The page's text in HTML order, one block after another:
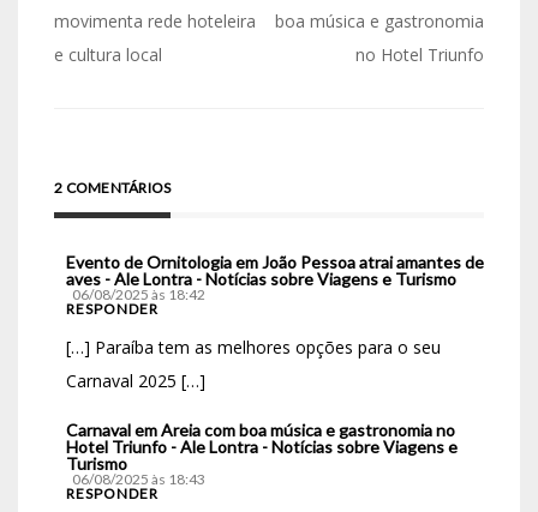
movimenta rede hoteleira
e cultura local
boa música e gastronomia
no Hotel Triunfo
2 COMENTÁRIOS
Evento de Ornitologia em João Pessoa atrai amantes de
aves - Ale Lontra - Notícias sobre Viagens e Turismo
06/08/2025 às 18:42
RESPONDER
[…] Paraíba tem as melhores opções para o seu
Carnaval 2025 […]
Carnaval em Areia com boa música e gastronomia no
Hotel Triunfo - Ale Lontra - Notícias sobre Viagens e
Turismo
06/08/2025 às 18:43
RESPONDER